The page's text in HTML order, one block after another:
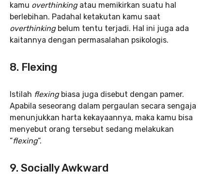
kamu overthinkingatau memikirkan suatu hal
berlebihan. Padahal ketakutan kamu saat
overthinkingbelum tentu terjadi. Hal ini juga ada
kaitannya dengan permasalahan psikologis.
8. Flexing
Istilah flexingbiasa juga disebut dengan pamer.
Apabila seseorang dalam pergaulan secara sengaja
menunjukkan harta kekayaannya, maka kamu bisa
menyebut orang tersebut sedang melakukan
“flexing“.
9. Socially Awkward